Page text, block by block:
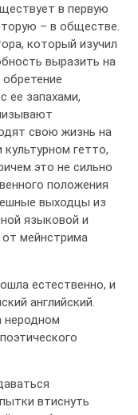
в первую
– в обществе.
который изучил
выразить на
ее запахами,
свою жизнь на
гетто,
это не сильно
положения
выходцы из
языковой и
от мейнстрима
естественно, и
английский.
неродном
втиснуть